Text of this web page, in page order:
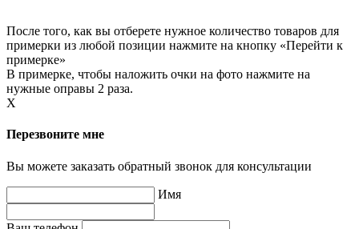
После того, как вы отберете нужное количество товаров для
примерки из любой позиции нажмите на кнопку «Перейти к
примерке»
В примерке, чтобы наложить очки на фото нажмите на
нужные оправы 2 раза.
X
Перезвоните мне
Вы можете заказать обратный звонок для консультации
Имя